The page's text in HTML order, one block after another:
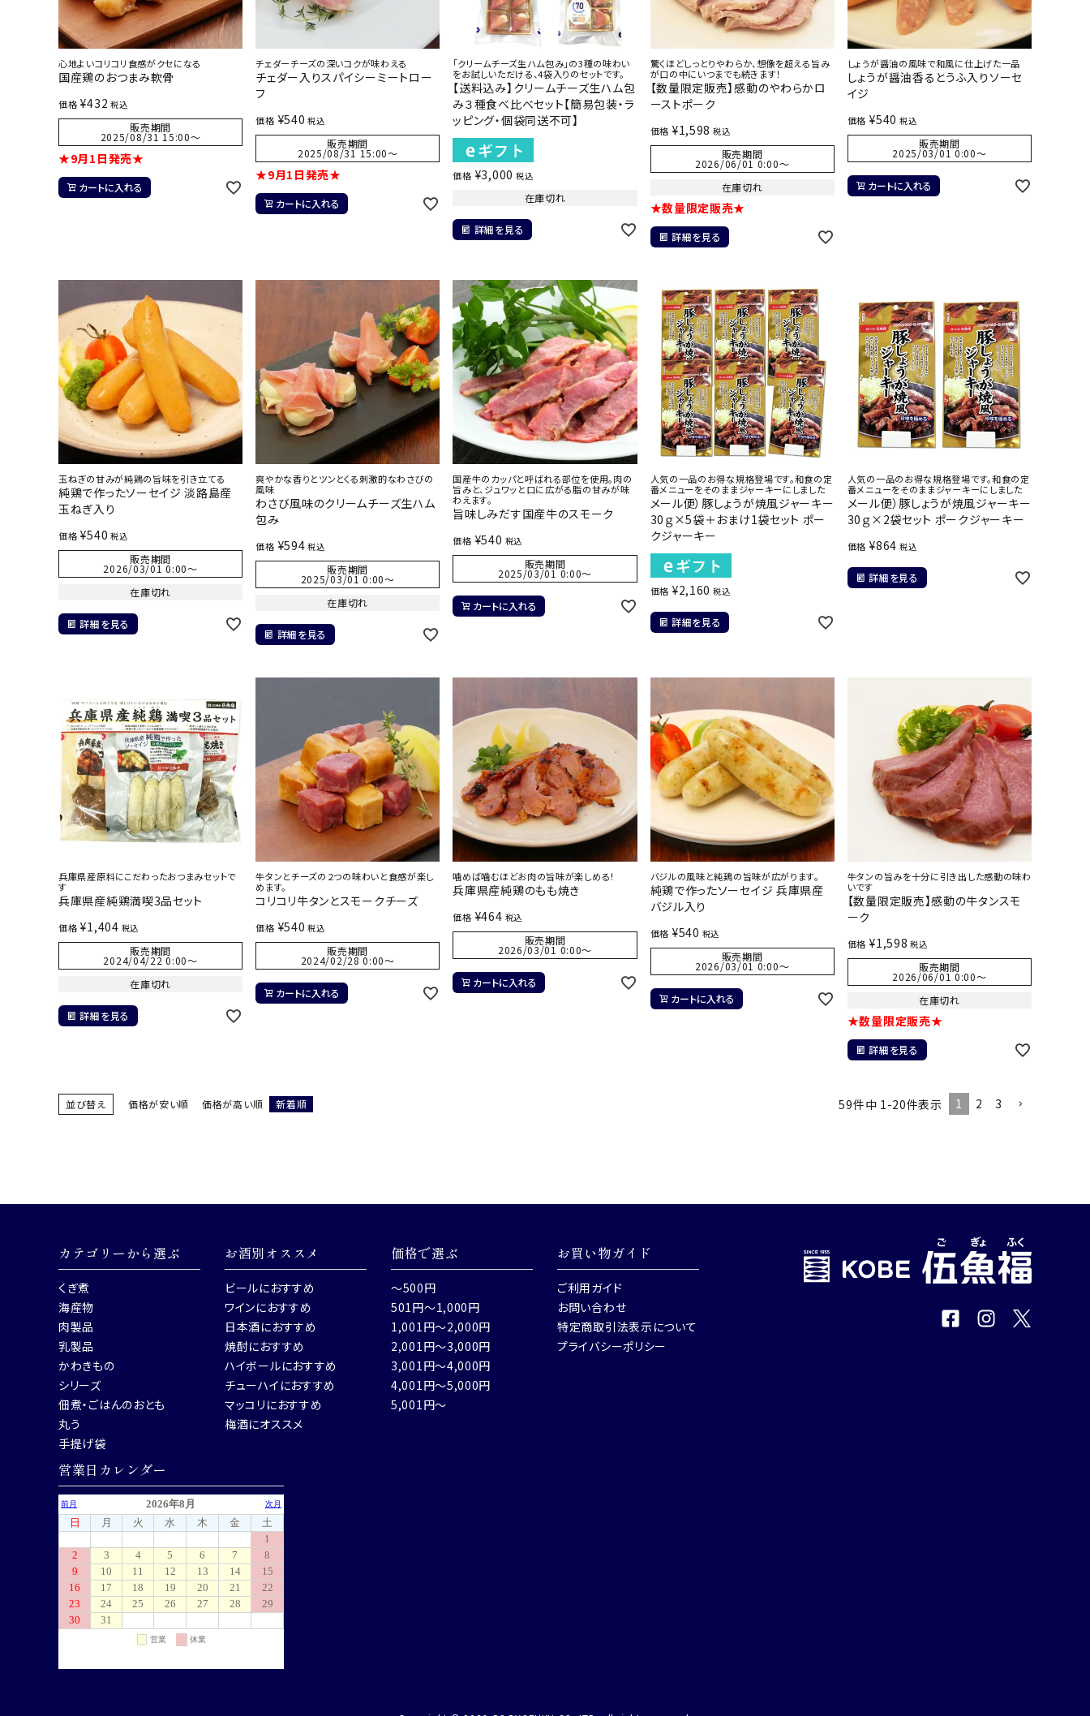
心地よいコリコリ食感がクセになる
国産鶏のおつまみ軟骨
価格 ¥432 税込
販売期間
2025/08/31 15:00〜
★9月1日発売★
カートに入れる
チェダーチーズの深いコクが味わえる
チェダー入りスパイシーミートロー
フ
価格 ¥540 税込
販売期間
2025/08/31 15:00〜
★9月1日発売★
カートに入れる
「クリームチーズ生ハム包み」の3種の味わい
をお試しいただける、4袋入りのセットです。
【送料込み】クリームチーズ生ハム包
み３種食べ比べセット【簡易包装・ラ
ッピング・個袋同送不可】
価格 ¥3,000 税込
在庫切れ
詳細を見る
驚くほどしっとりやわらか、想像を超える旨み
が口の中にいつまでも続きます！
【数量限定販売】感動のやわらかロ
ーストポーク
価格 ¥1,598 税込
販売期間
2026/06/01 0:00〜
在庫切れ
★数量限定販売★
詳細を見る
しょうが醤油の風味で和風に仕上げた一品
しょうが醤油香るとうふ入りソーセ
イジ
価格 ¥540 税込
販売期間
2025/03/01 0:00〜
カートに入れる
玉ねぎの甘みが純鶏の旨味を引き立てる
純鶏で作ったソーセイジ 淡路島産
玉ねぎ入り
価格 ¥540 税込
販売期間
2026/03/01 0:00〜
在庫切れ
詳細を見る
爽やかな香りとツンとくる刺激的なわさびの
風味
わさび風味のクリームチーズ生ハム
包み
価格 ¥594 税込
販売期間
2025/03/01 0:00〜
在庫切れ
詳細を見る
国産牛のカッパと呼ばれる部位を使用。肉の
旨みと、ジュワッと口に広がる脂の甘みが味
わえます。
旨味しみだす国産牛のスモーク
価格 ¥540 税込
販売期間
2025/03/01 0:00〜
カートに入れる
人気の一品のお得な規格登場です。和食の定
番メニューをそのままジャーキーにしました
メール便）豚しょうが焼風ジャーキー
30ｇ×5袋＋おまけ1袋セット ポー
クジャーキー
価格 ¥2,160 税込
詳細を見る
人気の一品のお得な規格登場です。和食の定
番メニューをそのままジャーキーにしました
メール便）豚しょうが焼風ジャーキー
30ｇ×2袋セット ポークジャーキー
価格 ¥864 税込
詳細を見る
兵庫県産原料にこだわったおつまみセットで
す
兵庫県産純鶏満喫3品セット
価格 ¥1,404 税込
販売期間
2024/04/22 0:00〜
在庫切れ
詳細を見る
牛タンとチーズの２つの味わいと食感が楽し
めます。
コリコリ牛タンとスモークチーズ
価格 ¥540 税込
販売期間
2024/02/28 0:00〜
カートに入れる
噛めば噛むほどお肉の旨味が楽しめる！
兵庫県産純鶏のもも焼き
価格 ¥464 税込
販売期間
2026/03/01 0:00〜
カートに入れる
バジルの風味と純鶏の旨味が広がります。
純鶏で作ったソーセイジ 兵庫県産
バジル入り
価格 ¥540 税込
販売期間
2026/03/01 0:00〜
カートに入れる
牛タンの旨みを十分に引き出した感動の味わ
いです
【数量限定販売】感動の牛タンスモ
ーク
価格 ¥1,598 税込
販売期間
2026/06/01 0:00〜
在庫切れ
★数量限定販売★
詳細を見る
並び替え 価格が安い順 価格が高い順 新着順 59件中 1-20件表示 1 2 3
カテゴリーから選ぶ
くぎ煮
海産物
肉製品
乳製品
かわきもの
シリーズ
佃煮・ごはんのおとも
丸う
手提げ袋
お酒別オススメ
ビールにおすすめ
ワインにおすすめ
日本酒におすすめ
焼酎におすすめ
ハイボールにおすすめ
チューハイにおすすめ
マッコリにおすすめ
梅酒にオススメ
価格で選ぶ
～500円
501円～1,000円
1,001円～2,000円
2,001円～3,000円
3,001円～4,000円
4,001円～5,000円
5,001円～
お買い物ガイド
ご利用ガイド
お問い合わせ
特定商取引法表示について
プライバシーポリシー
営業日カレンダー